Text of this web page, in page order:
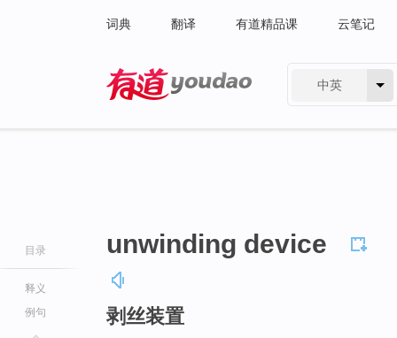
词典 翻译 有道精品课 云笔记
中英
目录
释义
例句
unwinding device
剥丝装置